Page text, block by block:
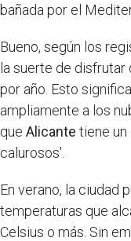
bañada por el
Bueno, según los
la suerte de disfrutar
por año. Esto
ampliamente a los
que Alicante tiene un
calurosos'.
En verano, la ciudad
temperaturas que
Celsius o más. Sin